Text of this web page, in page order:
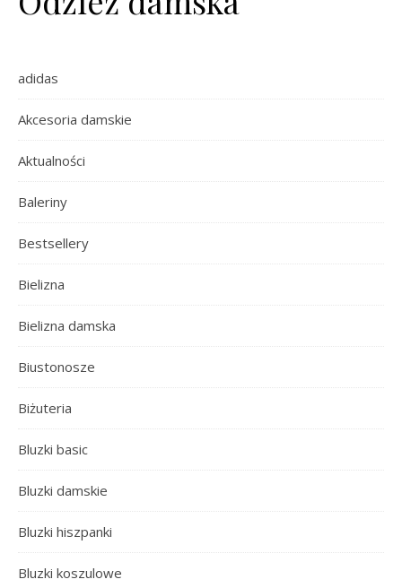
adidas
Akcesoria damskie
Aktualności
Baleriny
Bestsellery
Bielizna
Bielizna damska
Biustonosze
Biżuteria
Bluzki basic
Bluzki damskie
Bluzki hiszpanki
Bluzki koszulowe